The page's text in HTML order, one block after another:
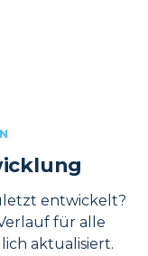
entwickelt?
für alle
aktualisiert.